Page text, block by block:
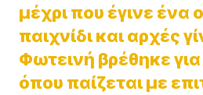
μέχρι που έγινε ένα
παιχνίδι και αρχές
Φωτεινή βρέθηκε
όπου παίζεται με